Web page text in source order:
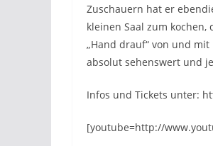
Zuschauern hat er
kleinen Saal zum
„Hand drauf“ von und
absolut sehenswert und
Infos und Tickets unter:
[youtube=http://